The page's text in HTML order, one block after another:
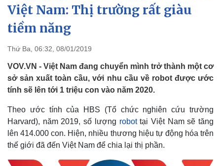
Đảng
Tổ chức nhân sự
Quốc hội
Nhận diện sự thật
Tin 24h
Dự báo thời tiết
Việt Nam: Thị trường rất giàu
tiềm năng
Thứ Ba, 06:32, 08/01/2019
VOV.VN - Việt Nam đang chuyển mình trở thành một cơ
sở sản xuất toàn cầu, với nhu cầu về robot được ước
tính sẽ lên tới 1 triệu con vào năm 2020.
Theo ước tính của
HBS (Tổ chức nghiên cứu trường
Harvard), năm 2019, số lượng robottại Việt Nam sẽ tăng
lên 414.000 con. Hiện, nhiều thương hiệu tự động hóa trên
thế giới đã đến Việt Nam để chia lại thị phần.